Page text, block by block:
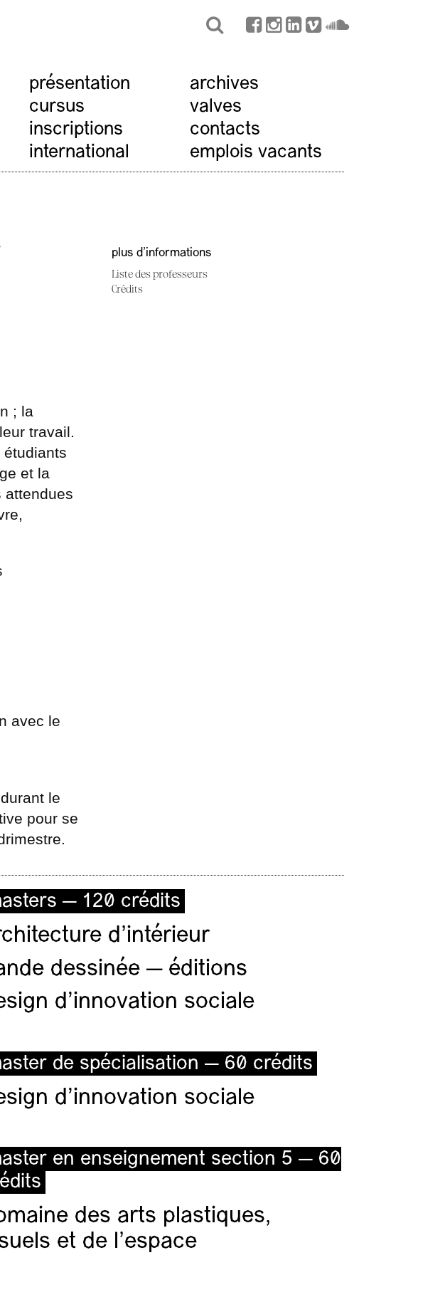
présentation
cursus
inscriptions
international
archives
valves
contacts
emplois vacants
; la
travail.
et la
attendues
avec le
le
pour se
plus d'informations
Liste des professeurs
Crédits
— 120 crédits
d’intérieur
dessinée — éditions
d'innovation sociale
de spécialisation — 60 crédits
d'innovation sociale
en enseignement section 5 — 60
des arts plastiques,
et de l’espace